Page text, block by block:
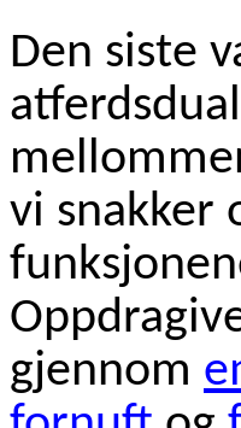
Den siste
vi snakker
gjennom